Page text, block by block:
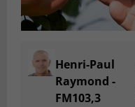
Henri-Paul
Raymond -
FM103,3